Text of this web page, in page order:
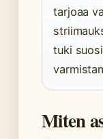
tarjoaa
tuki
Miten